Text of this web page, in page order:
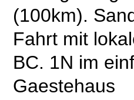
(100km).
Fahrt mit
BC. 1N im
Gaestehaus